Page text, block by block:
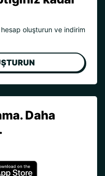
oluşturun ve indirim
Daha